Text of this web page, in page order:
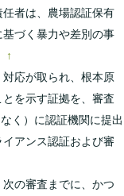
者は、農場認証保有
づく暴力や差別の事
↑
応が取られ、根本原
を示す証拠を、審査
く）に認証機関に提出
アンス認証および審
の審査までに、かつ